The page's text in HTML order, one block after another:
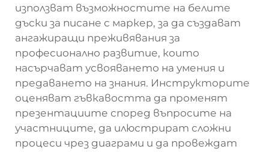
използват възможностите на белите
дъски за писане с маркер, за да създават
ангажиращи преживявания за
професионално развитие, които
насърчават усвояването на умения и
предаването на знания. Инструкторите
оценяват гъвкавостта да променят
презентациите според въпросите на
участниците, да илюстрират сложни
процеси чрез диаграми и да провеждат